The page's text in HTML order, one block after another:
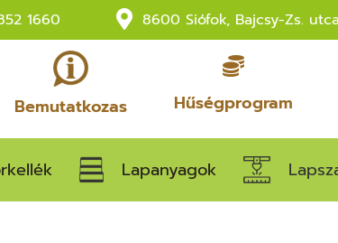
1660 8600 Siófok, Bajcsy-Zs.
Bemutatkozas Hűségprogram
Lapanyagok